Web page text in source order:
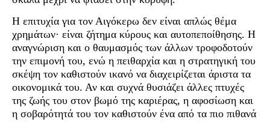
Η επιτυχία για τον Αιγόκερω δεν είναι απλώς θέμα
χρημάτων· είναι ζήτημα κύρους και αυτοπεποίθησης. Η
αναγνώριση και ο θαυμασμός των άλλων τροφοδοτούν
την επιμονή του, ενώ η πειθαρχία και η στρατηγική του
σκέψη τον καθιστούν ικανό να διαχειρίζεται άριστα τα
οικονομικά του. Αν και συχνά θυσιάζει άλλες πτυχές
της ζωής του στον βωμό της καριέρας, η αφοσίωση και
η σοβαρότητά του τον καθιστούν ένα από τα πιο πιθανά